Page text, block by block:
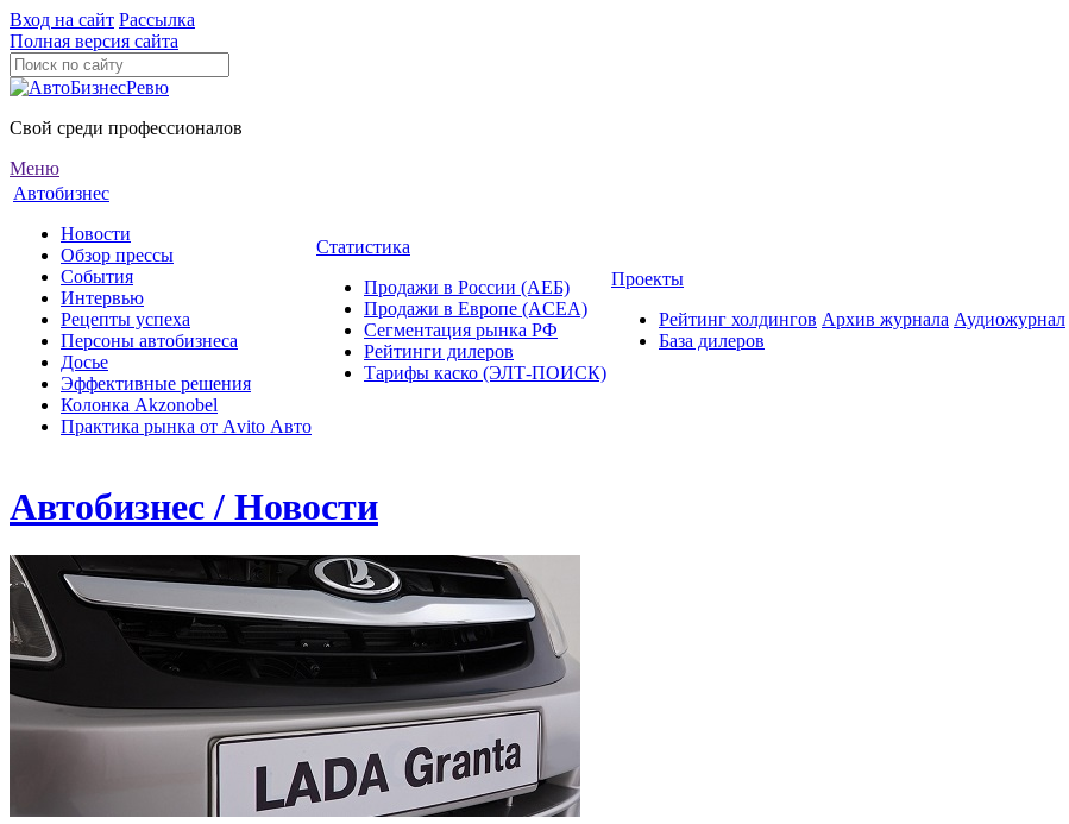
Вход на сайт Рассылка
Полная версия сайта
Свой среди профессионалов
Меню
Автобизнес
Новости
Обзор прессы
События
Интервью
Рецепты успеха
Персоны автобизнеса
Досье
Эффективные решения
Колонка Akzonobel
Практика рынка от Аvito Авто
Статистика
Продажи в России (АЕБ)
Продажи в Европе (ACEA)
Сегментация рынка РФ
Рейтинги дилеров
Тарифы каско (ЭЛТ-ПОИСК)
Проекты
Рейтинг холдингов
База дилеров
Архив журнала Аудиожурнал
Автобизнес / Новости